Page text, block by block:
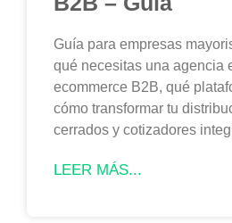
Guía para empresas
qué necesitas una agencia
ecommerce B2B, qué
cómo transformar tu
cerrados y cotizadores
LEER MÁS...